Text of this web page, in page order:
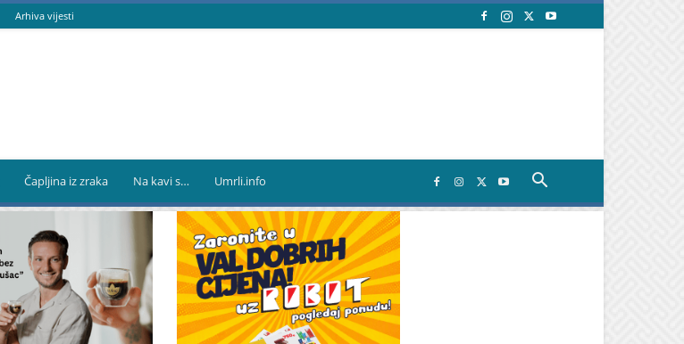
Arhiva vijesti
Čapljina iz zraka Na kavi s… Umrli.info